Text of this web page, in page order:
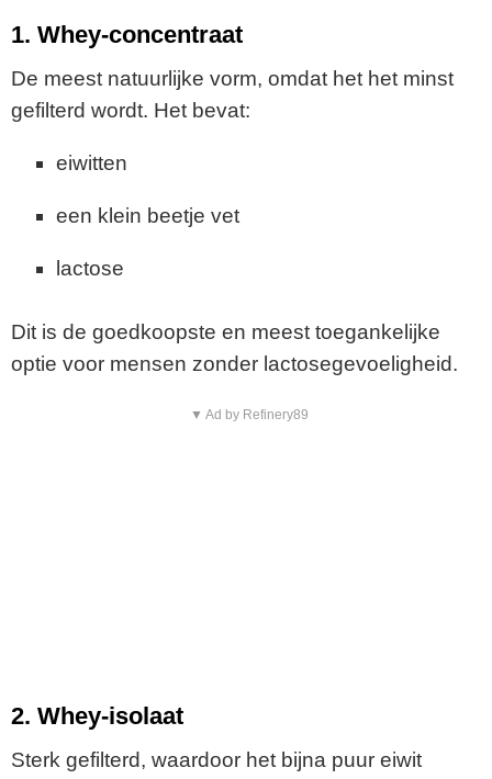
1. Whey-concentraat
De meest natuurlijke vorm, omdat het het minst
gefilterd wordt. Het bevat:
eiwitten
een klein beetje vet
lactose
Dit is de goedkoopste en meest toegankelijke
optie voor mensen zonder lactosegevoeligheid.
▼ Ad by Refinery89
2. Whey-isolaat
Sterk gefilterd, waardoor het bijna puur eiwit